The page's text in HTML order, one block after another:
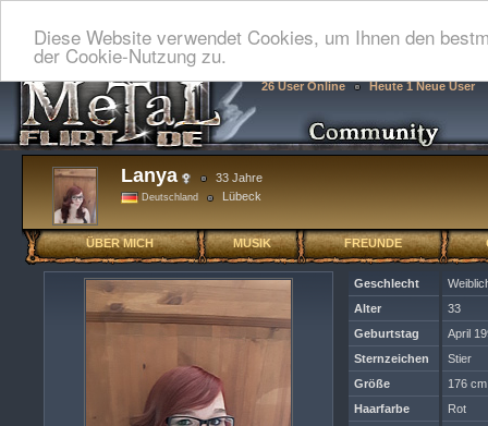
Diese Website verwendet Cookies, um Ihnen den
der Cookie-Nutzung zu.
26 User Online Heute 1 Neue User
Lanya 33 Jahre
Deutschland Lübeck
ÜBER MICH MUSIK FREUNDE
Geschlecht
Alter
33
Geburtstag
April
Sternzeichen
Stier
Größe
176 cm
Haarfarbe
Rot